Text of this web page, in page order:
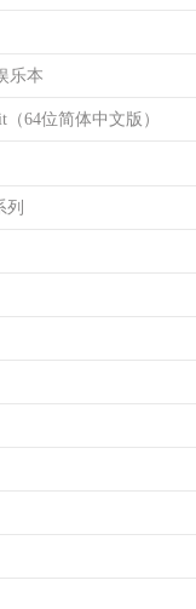
乐本
64位简体中文版）
列